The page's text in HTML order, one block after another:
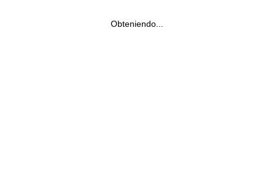
Obteniendo...